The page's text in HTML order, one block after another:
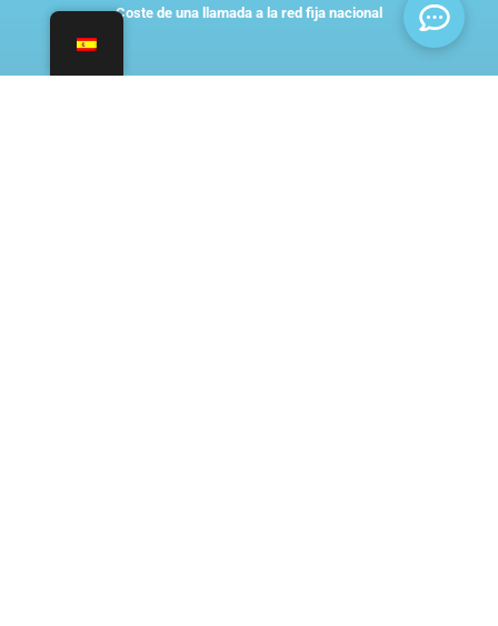
Coste de una llamada a la red fija nacional